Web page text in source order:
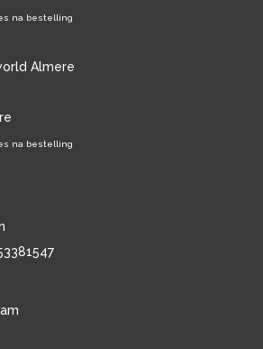
na bestelling
Almere
na bestelling